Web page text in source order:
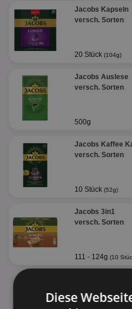
Jacobs Kapseln
versch. Sorten
20 Stück (104g)
Jacobs Auslese
versch. Sorten
500g
Jacobs Kaffee
versch. Sorten
10 Stück (52g)
Jacobs 3in1
versch. Sorten
111 - 124g (10
Diese